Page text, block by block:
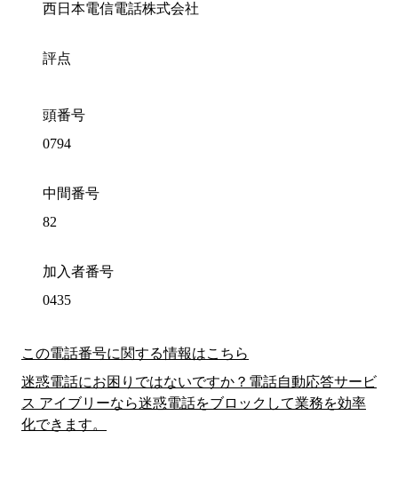
西日本電信電話株式会社
評点
頭番号
0794
中間番号
82
加入者番号
0435
この電話番号に関する情報はこちら
迷惑電話にお困りではないですか？電話自動応答サービ
ス アイブリーなら迷惑電話をブロックして業務を効率
化できます。